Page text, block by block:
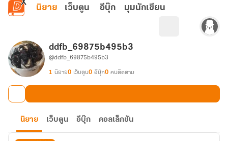
ข้ามไปยังเนื้อหาหลัก
นิยาย เว็บตูน อีบุ๊ก มุมนักเขียน
ddfb_69875b495b3
@ddfb_69875b495b3
1 นิยาย0 เว็บตูน0 อีบุ๊ก0 คนติดตาม
นิยาย เว็บตูน อีบุ๊ก คอลเล็กชัน